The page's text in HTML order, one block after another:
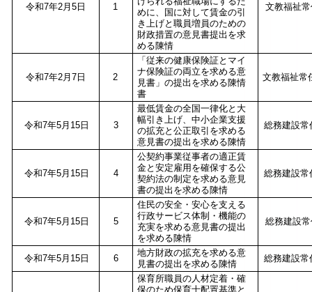
令和7年2月5日 1
めに、国に対して賃金の引
き上げと職員増員のための
財政措置の意見書提出を求
める陳情
文教福祉
令和7年2月7日 2
「従来の健康保険証とマイ
ナ保険証の両立を求める意
見書」の提出を求める陳情
書
文教福祉
令和7年5月15日 3
最低賃金の全国一律化と大
幅引き上げ、中小企業支援
の拡充と公正取引を求める
意見書の提出を求める陳情
総務建設
令和7年5月15日 4
公契約事業従事者の適正賃
金と安定雇用を確保する公
契約法の制定を求める意見
書の提出を求める陳情
総務建設
令和7年5月15日 5
住民の安全・安心を支える
行政サービス体制・機能の
充実を求める意見書の提出
を求める陳情
総務建設
令和7年5月15日 6
地方財政の拡充を求める意
見書の提出を求める陳情
総務建設
保育所職員の人材定着・確
保のため保育士配置基準と